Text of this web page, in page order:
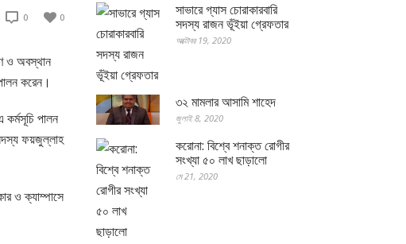
0
0
ও অবস্থান
করেন।
পালন
ফয়জুল্লাহ
ও ক্যাম্পাসে
সাভারে গ্যাস চোরাকারবারি
সদস্য রাজন ভূঁইয়া গ্রেফতার
অক্টোবর 19, 2020
৩২ মামলার আসামি শাহেদ
জুলাই 8, 2020
করোনা: বিশ্বে শনাক্ত রোগীর
সংখ্যা ৫০ লাখ ছাড়ালো
মে 21, 2020